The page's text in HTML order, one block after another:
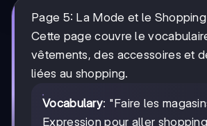
Page 5: La Mode et le Shopping
Cette page couvre le
vêtements, des accessoires et
liées au shopping.
Vocabulary: "Faire les
Expression pour aller shopping